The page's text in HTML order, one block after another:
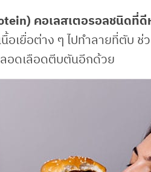
คอเลสเตอรอลชนิดที่ดี
เยื่อต่าง ๆ ไปทำลายที่ตับ ช่
อดเลือดตีบตันอีกด้วย